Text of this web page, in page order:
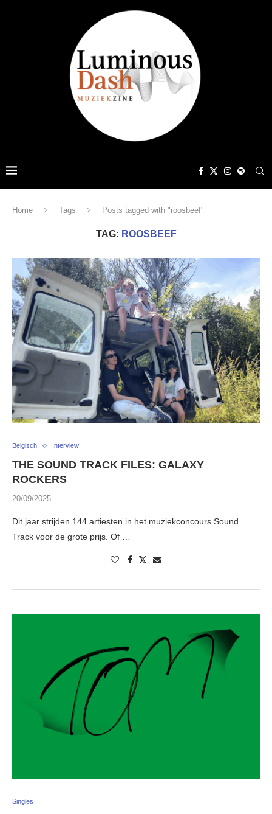
Home Tags Posts tagged with "roosbeef"
TAG: ROOSBEEF
Belgisch Interview
THE SOUND TRACK FILES: GALAXY
ROCKERS
20/09/2025
Dit jaar strijden 144 artiesten in het muziekconcours Sound
Track voor de grote prijs. Of …
Singles